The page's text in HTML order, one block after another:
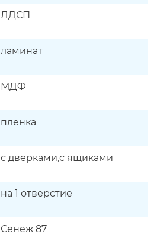
ЛДСП
ламинат
МДФ
пленка
с дверками,с ящиками
на 1 отверстие
Сенеж 87